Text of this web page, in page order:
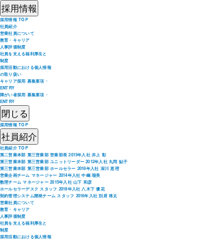
採用情報
採用情報 TOP
社員紹介
営業社員について
教育・キャリア
人事評価制度
社員を支える福利厚生と
制度
採用活動における個人情報
の取り扱い
キャリア採用 募集要項・
ENTRY
障がい者採用 募集要項・
ENTRY
閉じる
採用情報 TOP
社員紹介
社員紹介 TOP
第二営業本部 第三営業部 営業部長 2013年入社 井上 彰
第三営業本部 第三営業部 ユニットリーダー 2012年入社 丸岡 鮎子
第三営業本部 第三営業部 ホールセラー 2018年入社 深川 恵理
営業企画チーム マネージャー 2014年入社 中嶋 瑠美
数理チーム マネージャー 2015年入社 山下 和彦
ホールセラーデスク スタッフ 2018年入社 八木下 優花
契約管理システム開発チーム スタッフ 2016年入社 別府 将太
営業社員について
教育・キャリア
人事評価制度
社員を支える福利厚生と
制度
採用活動における個人情報